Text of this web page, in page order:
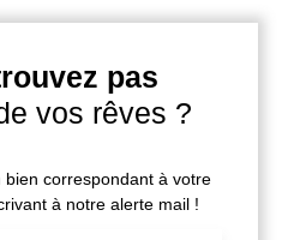
pas
vos rêves ?
correspondant à votre
à notre alerte mail !